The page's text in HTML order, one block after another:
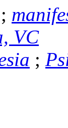
;
VC
;